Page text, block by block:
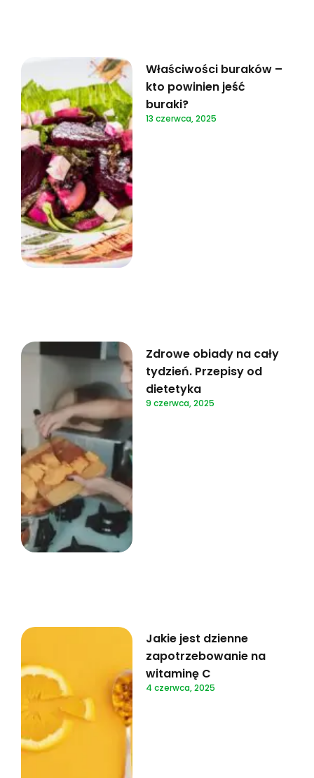
Właściwości buraków –
kto powinien jeść
buraki?
13 czerwca, 2025
Zdrowe obiady na cały
tydzień. Przepisy od
dietetyka
9 czerwca, 2025
Jakie jest dzienne
zapotrzebowanie na
witaminę C
4 czerwca, 2025